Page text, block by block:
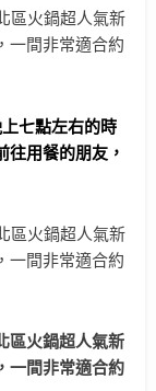
七點左右的時
往用餐的朋友，